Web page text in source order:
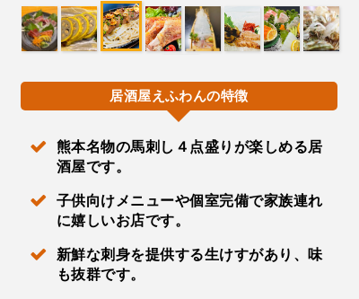
居酒屋えふわんの特徴
熊本名物の馬刺し４点盛りが楽しめる居
酒屋です。
子供向けメニューや個室完備で家族連れ
に嬉しいお店です。
新鮮な刺身を提供する生けすがあり、味
も抜群です。